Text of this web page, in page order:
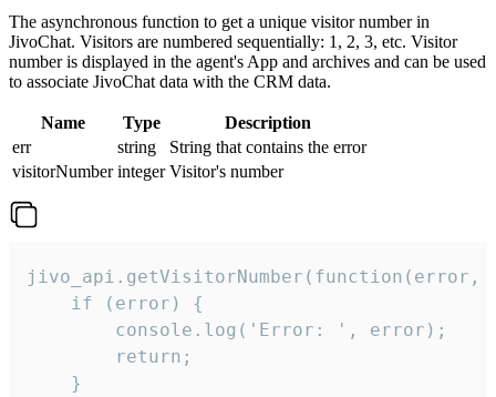
The asynchronous function to get a unique visitor number in
JivoChat. Visitors are numbered sequentially: 1, 2, 3, etc. Visitor
number is displayed in the agent's App and archives and can be used
to associate JivoChat data with the CRM data.
Name Type
Description
err
string
String that contains the error
visitorNumber integer Visitor's number
jivo_api.getVisitorNumber(function(error,
    if (error) {
        console.log('Error: ', error);
        return;
    }